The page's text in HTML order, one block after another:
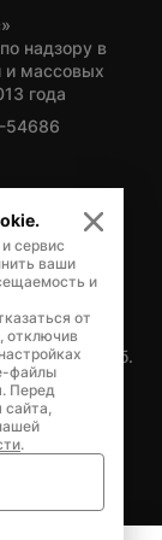
надзору в
и массовых
года
54686
Ямало-
д.1, каб.
сервис
ваши
и
от
отключив
файлы
Перед
сайта,
.